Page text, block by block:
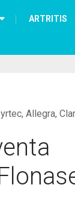
ARTRITIS
Allegra,